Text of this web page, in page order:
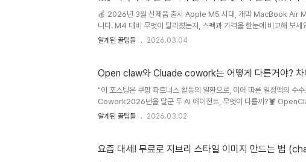
🍎 2026년 3월 신제품 출시 Apple M5 시대, 개막 MacBook
니다. M4 대비 무엇이 달라졌는지, 스펙과 가격을 한눈에 비교해 보
포스팅은 쿠팡 파트너스 활동의 일환으로, 이에 따른 일정액의 수
알게된 꿀팁들 2026.03.04
Open claw와 Cluade cowork는 어떻게 다른거야? 차
"이 포스팅은 쿠팡 파트너스 활동의 일환으로, 이에 따른 일정액의
Cowork2026년을 달군 두 AI 에이전트, 무엇이 다를까?🦞
크 업계의 키워드가 되었습니다. 그 중심에 OpenClaw와 Claude
문제로 Moltbot → O..
알게된 꿀팁들 2026.03.02
요즘 대세! 무료로 지브리 스타일 이미지 만드는 법